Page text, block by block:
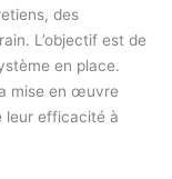
des
L’objectif est de
en place.
mise en œuvre
leur efficacité à